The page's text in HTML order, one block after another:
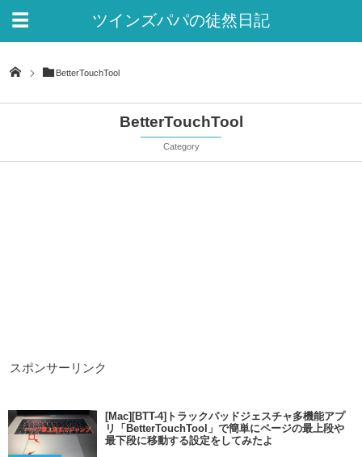
ツインズパパの徒然日記
BetterTouchTool
BetterTouchTool
Category
スポンサーリンク
[Mac][BTT-4]トラックパッドジェスチャ多機能アプ
リ「BetterTouchTool」で簡単にページの最上段や
最下段に移動する設定をしてみたよ